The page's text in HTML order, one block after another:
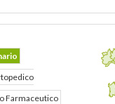
Farmaceutico